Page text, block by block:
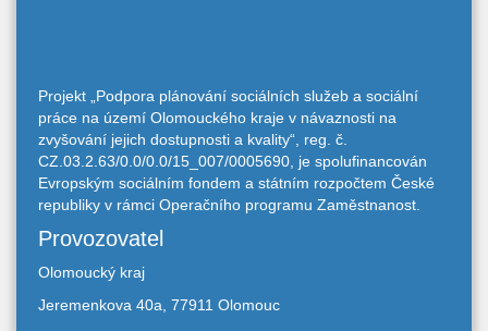
Projekt „Podpora plánování sociálních služeb a sociální
práce na území Olomouckého kraje v návaznosti na
zvyšování jejich dostupnosti a kvality“, reg. č.
CZ.03.2.63/0.0/0.0/15_007/0005690, je spolufinancován
Evropským sociálním fondem a státním rozpočtem České
republiky v rámci Operačního programu Zaměstnanost.
Provozovatel
Olomoucký kraj
Jeremenkova 40a, 77911 Olomouc